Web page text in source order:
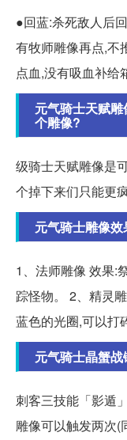
●回蓝:杀死敌人后
有牧师雕像再点,不
点血,没有吸血补给
元气骑士天赋
个雕像?
级骑士天赋雕像是
个掉下来们只能更
元气骑士雕像
1、法师雕像 效果:
踪怪物。 2、精灵
蓝色的光圈,可以打
元气骑士晶蟹
刺客三技能「影遁
雕像可以触发两次(